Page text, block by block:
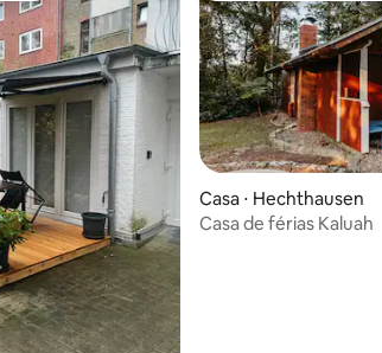
143 avaliações
Casa ⋅ Hechthausen
Casa de férias Kaluah